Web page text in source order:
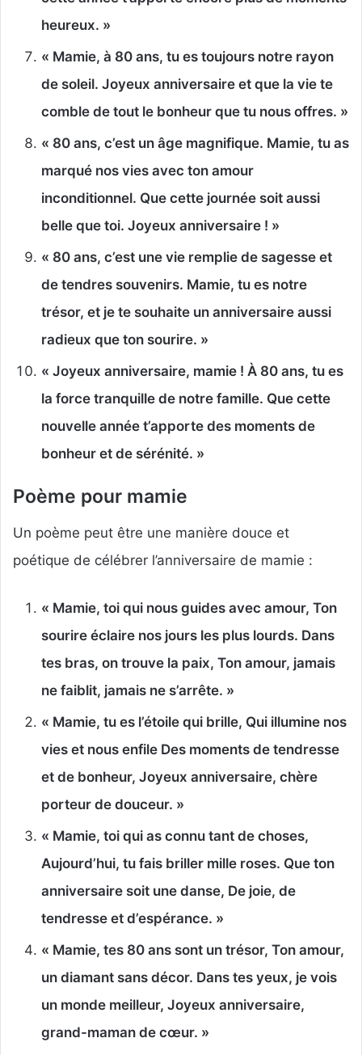
heureux. »
« Mamie, à 80 ans, tu es toujours notre rayon
de soleil. Joyeux anniversaire et que la vie te
comble de tout le bonheur que tu nous offres. »
« 80 ans, c’est un âge magnifique. Mamie, tu as
marqué nos vies avec ton amour
inconditionnel. Que cette journée soit aussi
belle que toi. Joyeux anniversaire ! »
« 80 ans, c’est une vie remplie de sagesse et
de tendres souvenirs. Mamie, tu es notre
trésor, et je te souhaite un anniversaire aussi
radieux que ton sourire. »
« Joyeux anniversaire, mamie ! À 80 ans, tu es
la force tranquille de notre famille. Que cette
nouvelle année t’apporte des moments de
bonheur et de sérénité. »
Poème pour mamie
Un poème peut être une manière douce et
poétique de célébrer l’anniversaire de mamie :
« Mamie, toi qui nous guides avec amour, Ton
sourire éclaire nos jours les plus lourds. Dans
tes bras, on trouve la paix, Ton amour, jamais
ne faiblit, jamais ne s’arrête. »
« Mamie, tu es l’étoile qui brille, Qui illumine nos
vies et nous enfile Des moments de tendresse
et de bonheur, Joyeux anniversaire, chère
porteur de douceur. »
« Mamie, toi qui as connu tant de choses,
Aujourd’hui, tu fais briller mille roses. Que ton
anniversaire soit une danse, De joie, de
tendresse et d’espérance. »
« Mamie, tes 80 ans sont un trésor, Ton amour,
un diamant sans décor. Dans tes yeux, je vois
un monde meilleur, Joyeux anniversaire,
grand-maman de cœur. »